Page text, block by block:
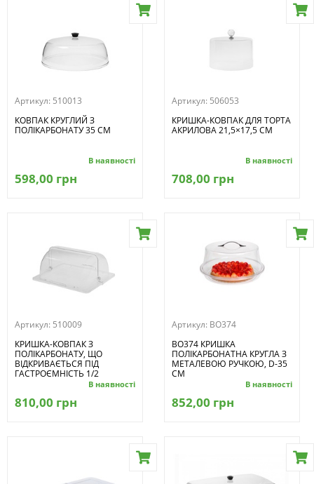
Артикул: 510013
КОВПАК КРУГЛИЙ З
ПОЛІКАРБОНАТУ 35 СМ
В наявності
598,00 грн
Артикул: 506053
КРИШКА-КОВПАК ДЛЯ ТОРТА
АКРИЛОВА 21,5×17,5 СМ
В наявності
708,00 грн
Артикул: 510009
КРИШКА-КОВПАК З
ПОЛІКАРБОНАТУ, ЩО
ВІДКРИВАЄТЬСЯ ПІД
ГАСТРОЄМНІСТЬ 1/2
В наявності
810,00 грн
Артикул: BO374
BO374 КРИШКА
ПОЛІКАРБОНАТНА КРУГЛА З
МЕТАЛЕВОЮ РУЧКОЮ, D-35
СМ
В наявності
852,00 грн